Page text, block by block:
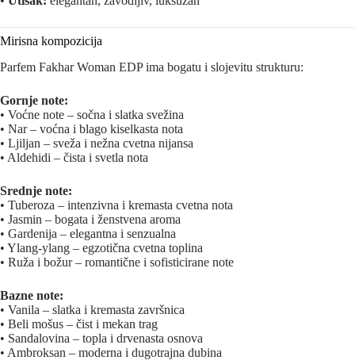
Mirisna kompozicija
Parfem Fakhar Woman EDP ima bogatu i slojevitu strukturu:
Gornje note:
• Voćne note – sočna i slatka svežina
• Nar – voćna i blago kiselkasta nota
• Ljiljan – sveža i nežna cvetna nijansa
• Aldehidi – čista i svetla nota
Srednje note:
• Tuberoza – intenzivna i kremasta cvetna nota
• Jasmin – bogata i ženstvena aroma
• Gardenija – elegantna i senzualna
• Ylang-ylang – egzotična cvetna toplina
• Ruža i božur – romantične i sofisticirane note
Bazne note:
• Vanila – slatka i kremasta završnica
• Beli mošus – čist i mekan trag
• Sandalovina – topla i drvenasta osnova
• Ambroksan – moderna i dugotrajna dubina